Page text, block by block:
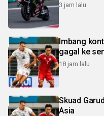
3 jam lalu
Imbang
gagal ke
18 jam lalu
Skuad
Asia